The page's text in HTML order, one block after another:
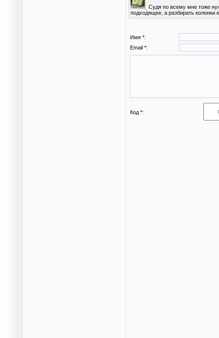
Судя по всему мне тоже
подходящее, а разбирать колонки
Имя *:
Email *:
Код *: